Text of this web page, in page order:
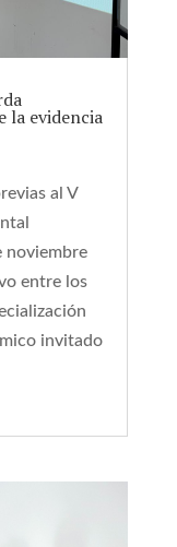
la evidencia
al V
noviembre
entre los
invitado